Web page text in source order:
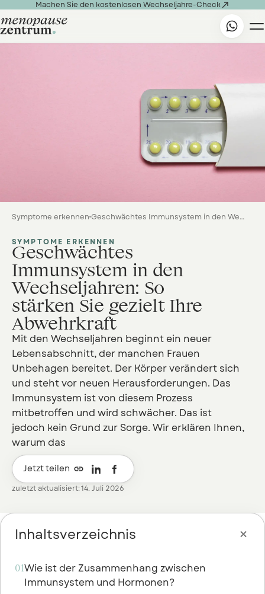
Machen Sie den kostenlosen Wechseljahre-Check
Symptome erkennen Geschwächtes Immunsystem in den Wechseljahren: So stärken Sie gezielt Ihre Abwehrkraft
SYMPTOME ERKENNEN
Geschwächtes
Immunsystem in den
Wechseljahren: So
stärken Sie gezielt Ihre
Abwehrkraft
Mit den Wechseljahren beginnt ein neuer
Lebensabschnitt, der manchen Frauen
Unbehagen bereitet. Der Körper verändert sich
und steht vor neuen Herausforderungen. Das
Immunsystem ist von diesem Prozess
mitbetroffen und wird schwächer. Das ist
jedoch kein Grund zur Sorge. Wir erklären Ihnen,
warum das
Jetzt teilen 
zuletzt aktualisiert: 14. Juli 2026
Inhaltsverzeichnis 
01Wie ist der Zusammenhang zwischen
Immunsystem und Hormonen?